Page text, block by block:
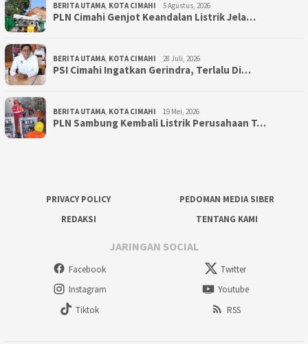
BERITA UTAMA, KOTA CIMAHI 5 Agustus, 2026
PLN Cimahi Genjot Keandalan Listrik Jela…
BERITA UTAMA, KOTA CIMAHI 28 Juli, 2026
PSI Cimahi Ingatkan Gerindra, Terlalu Di…
BERITA UTAMA, KOTA CIMAHI 19 Mei, 2026
PLN Sambung Kembali Listrik Perusahaan T…
PRIVACY POLICY
PEDOMAN MEDIA SIBER
REDAKSI
TENTANG KAMI
JARINGAN SOCIAL
Facebook
Twitter
Instagram
Youtube
Tiktok
RSS